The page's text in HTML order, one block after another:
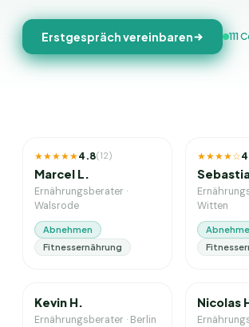
Erstgespräch vereinbaren 111
★★★★★4.8(12)
Marcel L.
Ernährungsberater ·
Walsrode
Abnehmen
Fitnessernährung
★★★★☆4
Witten
Kevin H.
Ernährungsberater · Berlin
Nicolas